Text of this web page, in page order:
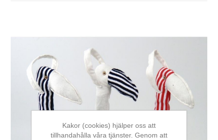
Kakor (cookies) hjälper oss att
tillhandahålla våra tjänster. Genom att